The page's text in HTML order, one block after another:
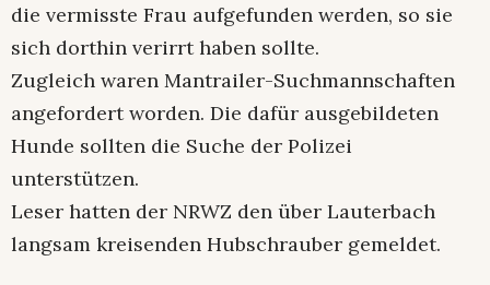
die vermisste Frau aufgefunden werden, so sie
sich dorthin verirrt haben sollte.
Zugleich waren Mantrailer-Suchmannschaften
angefordert worden. Die dafür ausgebildeten
Hunde sollten die Suche der Polizei
unterstützen.
Leser hatten der NRWZ den über Lauterbach
langsam kreisenden Hubschrauber gemeldet.